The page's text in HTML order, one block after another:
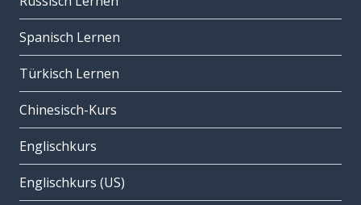
Spanisch Lernen
Türkisch Lernen
Chinesisch-Kurs
Englischkurs
Englischkurs (US)